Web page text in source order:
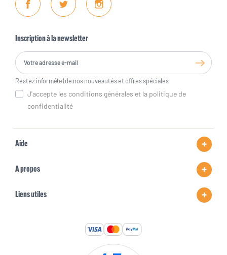
FacebookTwitter Instagram
Inscription à la newsletter
Restez informé(e) de nos nouveautés et offres spéciales
J'accepte les conditions générales et la politique de
confidentialité
Aide
A propos
Liens utiles